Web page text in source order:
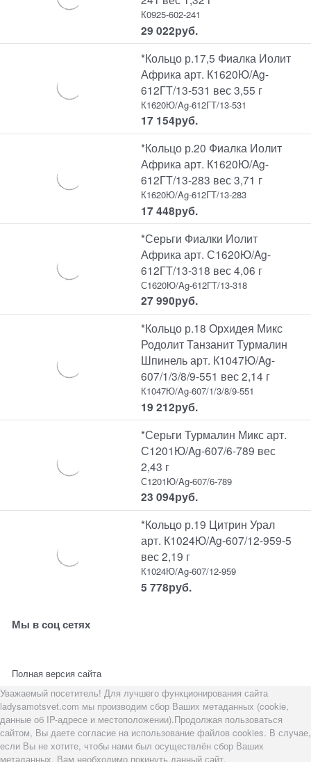
К0925-602-241
29 022руб.
*Кольцо р.17,5 Фиалка Иолит
Африка арт. К1620Ю/Ag-
612ГТ/13-531 вес 3,55 г
К1620Ю/Ag-612ГТ/13-531
17 154руб.
*Кольцо р.20 Фиалка Иолит
Африка арт. К1620Ю/Ag-
612ГТ/13-283 вес 3,71 г
К1620Ю/Ag-612ГТ/13-283
17 448руб.
*Серьги Фиалки Иолит
Африка арт. С1620Ю/Ag-
612ГТ/13-318 вес 4,06 г
С1620Ю/Ag-612ГТ/13-318
27 990руб.
*Кольцо р.18 Орхидея Микс
Родолит Танзанит Турмалин
Шпинель арт. К1047Ю/Ag-
607/1/3/8/9-551 вес 2,14 г
К1047Ю/Ag-607/1/3/8/9-551
19 212руб.
*Серьги Турмалин Микс арт.
С1201Ю/Ag-607/6-789 вес
2,43 г
С1201Ю/Ag-607/6-789
23 094руб.
*Кольцо р.19 Цитрин Урал
арт. К1024Ю/Ag-607/12-959-5
вес 2,19 г
К1024Ю/Ag-607/12-959
5 778руб.
Мы в соц сетях
Полная версия сайта
Уважаемый посетитель! Для лучшего функционирования сайта
ladysamotsvet.com мы производим сбор Ваших метаданных (cookie,
данные об IP-адресе и местоположении).Продолжая пользоваться
сайтом, Вы даете согласие на использование файлов cookies. В случае,
если Вы не хотите, чтобы нами был осуществлён сбор Ваших
метаданных, Вам необходимо покинуть данный сайт.